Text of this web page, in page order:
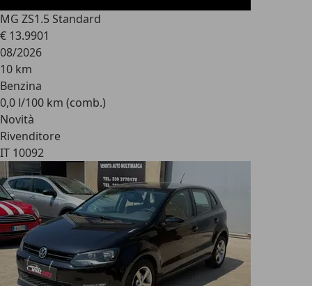
MG ZS1.5 Standard
€ 13.9901
08/2026
10 km
Benzina
0,0 l/100 km (comb.)
Novità
Rivenditore
IT 10092